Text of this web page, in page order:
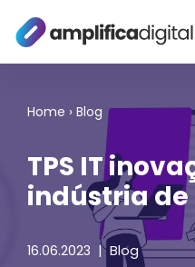
Pular
Home › Blog
TPS IT
indústria
16.06.2023 Blog